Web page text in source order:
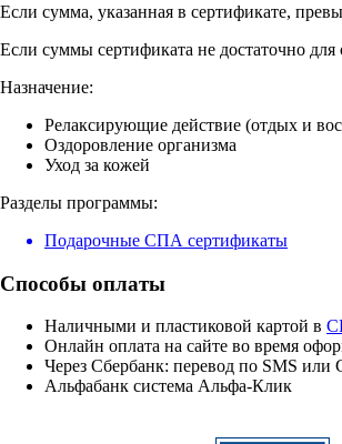
Если сумма, указанная в сертификате,
Если суммы сертификата не достаточно
Назначение:
Релаксирующие действие (отдых и
Оздоровление организма
Уход за кожей
Разделы программы:
Подарочные СПА сертификаты
Способы оплаты
Наличными и пластиковой картой в
Онлайн оплата на сайте во время
Через Сбербанк: перевод по SMS или
Альфабанк система Альфа-Клик